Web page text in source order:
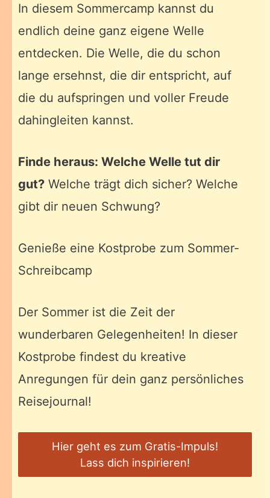
In diesem Sommercamp kannst du
endlich deine ganz eigene Welle
entdecken. Die Welle, die du schon
lange ersehnst, die dir entspricht, auf
die du aufspringen und voller Freude
dahingleiten kannst.
Finde heraus: Welche Welle tut dir
gut? Welche trägt dich sicher? Welche
gibt dir neuen Schwung?
Genieße eine Kostprobe zum Sommer-
Schreibcamp
Der Sommer ist die Zeit der
wunderbaren Gelegenheiten! In dieser
Kostprobe findest du kreative
Anregungen für dein ganz persönliches
Reisejournal!
Hier geht es zum Gratis-Impuls!
Lass dich inspirieren!